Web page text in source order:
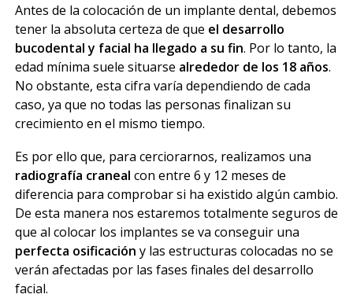
Antes de la colocación de un implante dental, debemos
tener la absoluta certeza de que el desarrollo
bucodental y facial ha llegado a su fin. Por lo tanto, la
edad mínima suele situarse alrededor de los 18 años.
No obstante, esta cifra varía dependiendo de cada
caso, ya que no todas las personas finalizan su
crecimiento en el mismo tiempo.
Es por ello que, para cerciorarnos, realizamos una
radiografía craneal con entre 6 y 12 meses de
diferencia para comprobar si ha existido algún cambio.
De esta manera nos estaremos totalmente seguros de
que al colocar los implantes se va conseguir una
perfecta osificación y las estructuras colocadas no se
verán afectadas por las fases finales del desarrollo
facial.